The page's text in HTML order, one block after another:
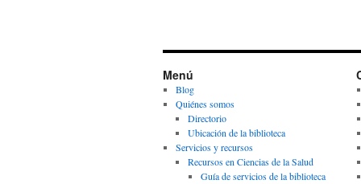
Menú
Blog
Quiénes somos
Directorio
Ubicación de la biblioteca
Servicios y recursos
Recursos en Ciencias de la Salud
Guía de servicios de la biblioteca